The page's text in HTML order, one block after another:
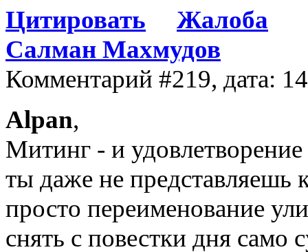
Цитировать
Жалоба
Салман Махмудов
Комментарий #219, дата:
Alpan,
Митинг - и
ты даже не представляешь
просто переименование
снять с повестки дня